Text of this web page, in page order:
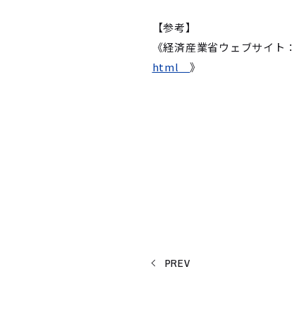
【参考】
《経済産業省ウェブサイト：
html》
PREV